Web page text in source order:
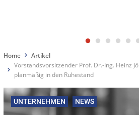
Home
Artikel
Vorstandsvorsitzender Prof. Dr.-Ing. Heinz
planmäßig in den Ruhestand
UNTERNEHMEN NEWS